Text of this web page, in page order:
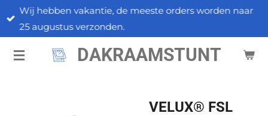
Ga
direct
de
DAKRAAMSTUNT
Wij hebben vakantie, de meeste orders worden naar
25 augustus verzonden.
VELUX® FSL